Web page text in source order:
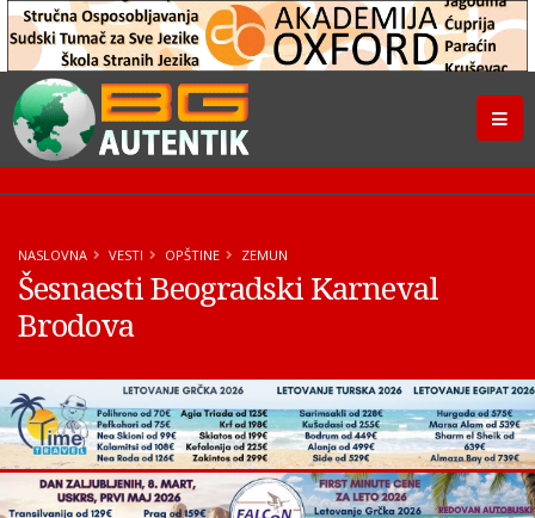
NASLOVNA VESTI OPŠTINE ZEMUN
Šesnaesti Beogradski Karneval
Brodova